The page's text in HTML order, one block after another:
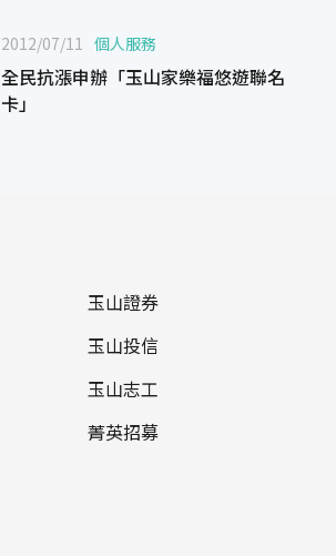
2012/07/11 個人服務
全民抗漲申辦「玉山家樂福悠遊聯名
卡」
玉山證券
玉山投信
玉山志工
菁英招募